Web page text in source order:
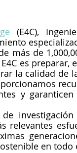
(E4C),
más de
es
la calidad de
y
relevantes
en todo